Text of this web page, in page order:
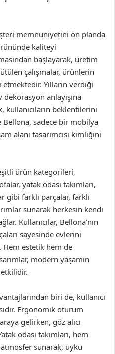
memnuniyetini ön planda
kaliteyi
başlayarak, üretim
çalışmalar, ürünlerin
Yılların verdiği
anlayışına
beklentilerini
Bellona, sadece bir mobilya
alanı tasarımcısı kimliğini
ürün kategorileri,
yatak odası takımları,
gibi farklı parçalar, farklı
sunarak herkesin kendi
Kullanıcılar, Bellona’nın
sayesinde evlerini
estetik hem de
modern yaşamın
biri de, kullanıcı
Ergonomik oturum
gelirken, göz alıcı
odası takımları, hem
sunarak, uyku